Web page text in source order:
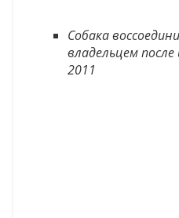
Собака
владельцем
2011